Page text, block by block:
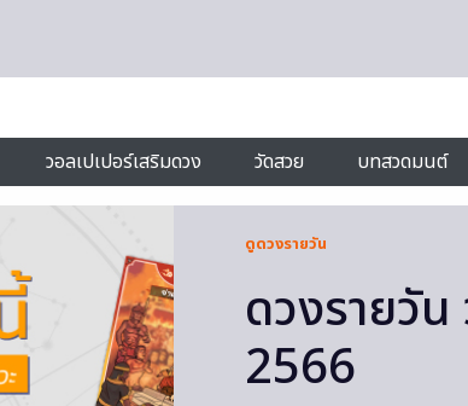
วอลเปเปอร์เสริมดวง วัดสวย บทสวดมนต์
ดูดวงรายวัน
ดวงรายวั
2566